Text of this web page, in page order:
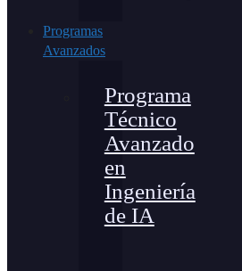
Programas
Avanzados
Programa
Técnico
Avanzado
en
Ingeniería
de IA